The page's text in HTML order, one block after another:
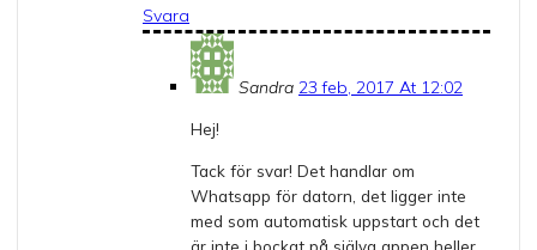
Svara
Sandra 23 feb, 2017 At 12:02
Hej!
Tack för svar! Det handlar om
Whatsapp för datorn, det ligger inte
med som automatisk uppstart och det
är inte i bockat på själva appen heller.